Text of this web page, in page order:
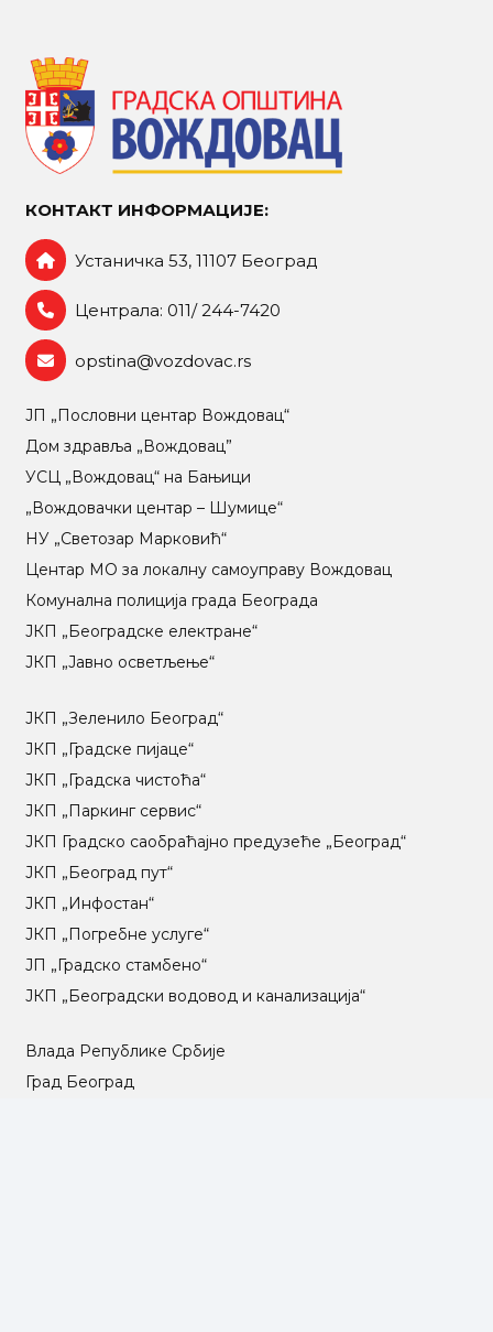
КОНТАКТ ИНФОРМАЦИЈЕ:
Устаничка 53, 11107 Београд
Централа: 011/ 244-7420
opstina@vozdovac.rs
ЈП „Пословни центар Вождовац“
Дом здравља „Вождовац”
УСЦ „Вождовац“ на Бањици
„Вождовачки центар – Шумице“
НУ „Светозар Марковић“
Центар МO за локалну самоуправу Вождовац
Комунална полиција града Београда
ЈКП „Београдске електране“
ЈКП „Јавно осветљење“
ЈКП „Зеленило Београд“
ЈКП „Градске пијаце“
ЈКП „Градска чистоћа“
ЈКП „Паркинг сервис“
ЈКП Градско саобраћајно предузеће „Београд“
ЈКП „Београд пут“
ЈКП „Инфостан“
ЈКП „Погребне услуге“
ЈП „Градско стамбено“
ЈКП „Београдски водовод и канализација“
Влада Републике Србије
Град Београд